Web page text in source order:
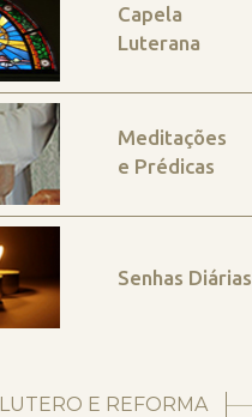
Capela
Luterana
Meditações
e Prédicas
Senhas Diárias
LUTERO E REFORMA